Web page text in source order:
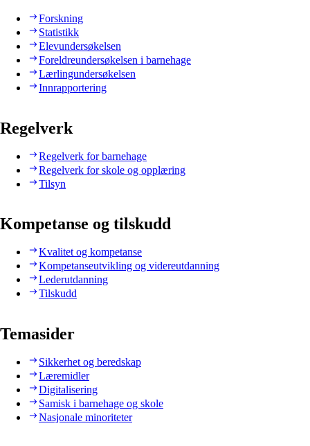
Forskning
Statistikk
Elevundersøkelsen
Foreldreundersøkelsen i barnehage
Lærlingundersøkelsen
Innrapportering
Regelverk
Regelverk for barnehage
Regelverk for skole og opplæring
Tilsyn
Kompetanse og tilskudd
Kvalitet og kompetanse
Kompetanseutvikling og videreutdanning
Lederutdanning
Tilskudd
Temasider
Sikkerhet og beredskap
Læremidler
Digitalisering
Samisk i barnehage og skole
Nasjonale minoriteter